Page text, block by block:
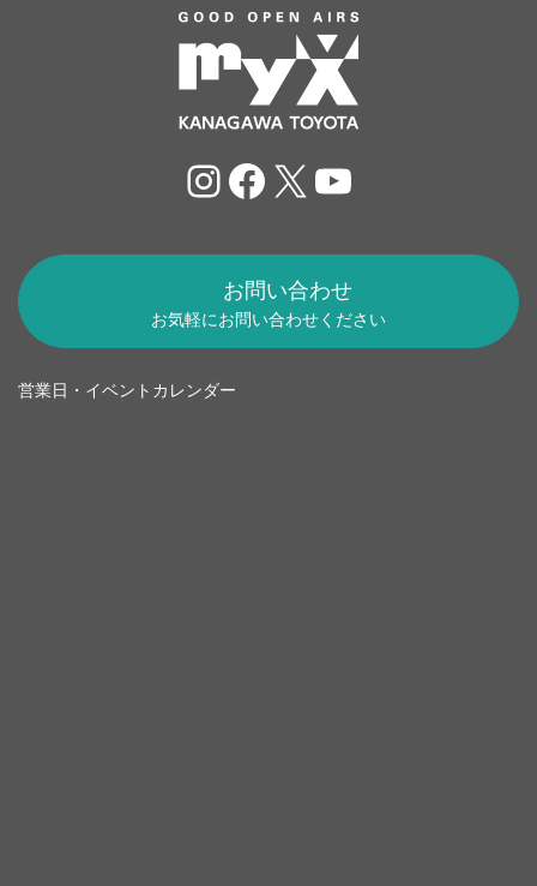
Instagram
Facebook
X YouTube
お問い合わせ
お気軽にお問い合わせください
営業日・イベントカレンダー